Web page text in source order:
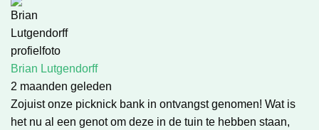
Brian Lutgendorff
2 maanden geleden
Zojuist onze picknick bank in ontvangst genomen! Wat is
het nu al een genot om deze in de tuin te hebben staan,